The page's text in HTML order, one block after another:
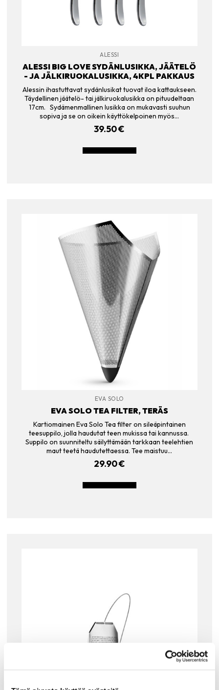
ALESSI
ALESSI BIG LOVE SYDÄNLUSIKKA, JÄÄTELÖ
- JA JÄLKIRUOKALUSIKKA, 4KPL PAKKAUS
Alessin ihastuttavat sydänlusikat tuovat iloa kattaukseen.
Täydellinen jäätelö- tai jälkiruokalusikka on pituudeltaan
17cm. Sydämenmallinen lusikka on mukavasti suuhun
sopiva ja se on oikein käyttökelpoinen myös…
39.50€
EVA SOLO
EVA SOLO TEA FILTER, TERÄS
Kartiomainen Eva Solo Tea filter on sileäpintainen
teesuppilo, jolla haudutat teen mukissa tai kannussa.
Suppilo on suunniteltu säilyttämään tarkkaan teelehtien
maut teetä haudutettaessa. Tee maistuu…
29.90€